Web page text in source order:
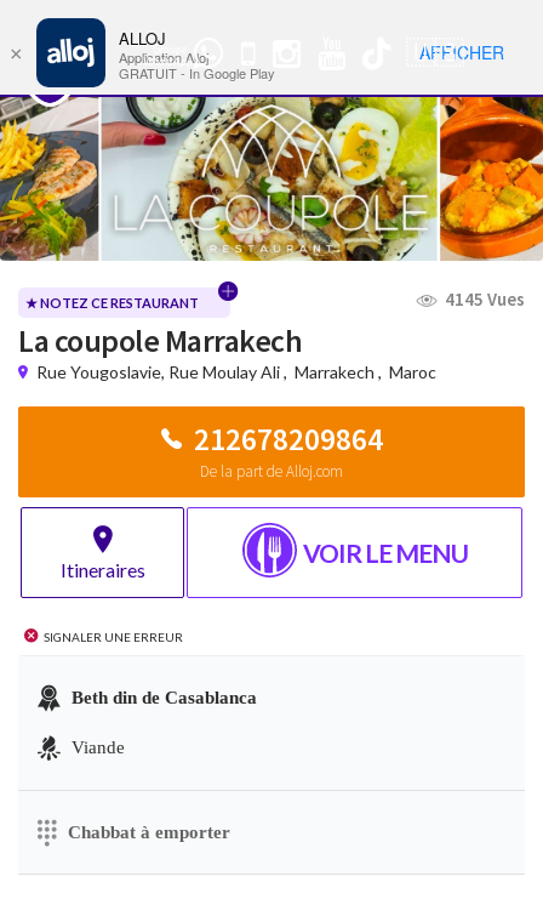
Groupe
WhatsApp
🇺🇸 Nav
★ NOTEZ CE RESTAURANT 4145 Vues
La coupole Marrakech
Rue Yougoslavie, Rue Moulay Ali, Marrakech , Maroc
212678209864
De la part de Alloj.com
Itineraires
VOIR LE MENU
Signaler une erreur
Beth din de Casablanca
Viande
Chabbat à emporter
×
ALLOJ
Application Alloj
GRATUIT - In Google Play
AFFICHER